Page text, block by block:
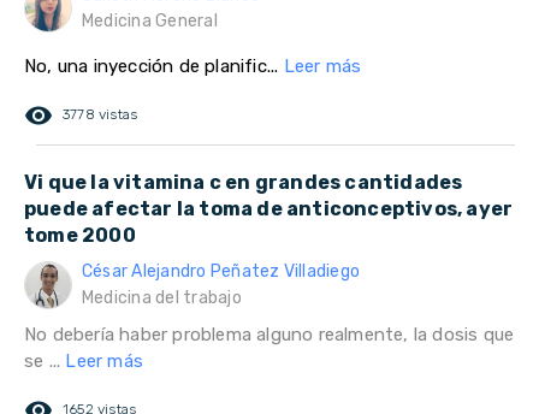
Medicina General
No, una inyección de planific... Leer más
remove_red_eye 3778 vistas
Vi que la vitamina c en grandes cantidades
puede afectar la toma de anticonceptivos, ayer
tome 2000
César Alejandro Peñatez Villadiego
Medicina del trabajo
No debería haber problema alguno realmente, la dosis que
se ... Leer más
1652 vistas